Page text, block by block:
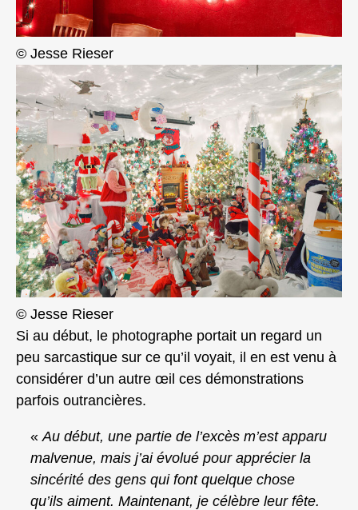
© Jesse Rieser
© Jesse Rieser
Si au début, le photographe portait un regard un
peu sarcastique sur ce qu’il voyait, il en est venu à
considérer d’un autre œil ces démonstrations
parfois outrancières.
«Au début, une partie de l’excès m’est apparu
malvenue, mais j’ai évolué pour apprécier la
sincérité des gens qui font quelque chose
qu’ils aiment. Maintenant, je célèbre leur fête.